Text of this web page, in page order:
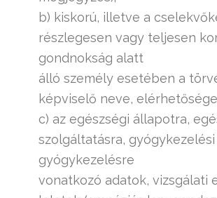
b) kiskorú, illetve a
részlegesen vagy teljesen
gondnokság alatt
álló személy esetében a
képviselő neve,
c) az egészségi állapotra,
szolgáltatásra,
gyógykezelésre
vonatkozó adatok, vizsgálati